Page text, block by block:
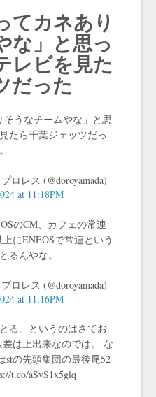
てカネあり
な」と思っ
レビを見た
だった
そうなチームやな」と思
たら千葉ジェッツだっ
ロレス (@doroyamada)
at 11:18PM
のCM、カフェの常連
にENEOSで常連という
るんやな。
ロレス (@doroyamada)
at 11:16PM
る。というのはさてお
は上出来なのでは。 な
stの先頭集団の最後尾52
t.co/aSvS1x5glq